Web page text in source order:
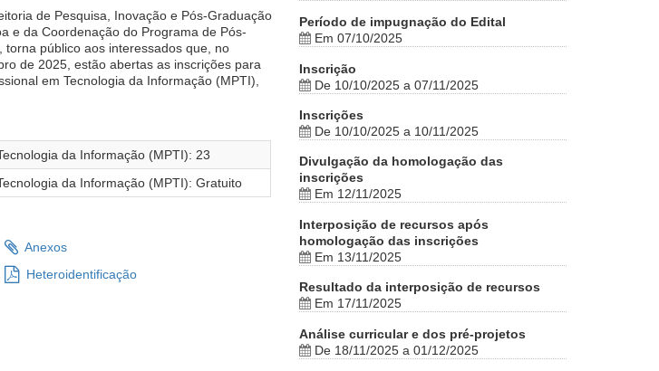
de Pesquisa, Inovação e Pós-Graduação
e da Coordenação do Programa de Pós-
público aos interessados que, no
de 2025, estão abertas as inscrições para
em Tecnologia da Informação (MPTI),
da Informação (MPTI): 23
da Informação (MPTI): Gratuito
Anexos
Heteroidentificação
Período de impugnação do Edital
Em 07/10/2025
Inscrição
De 10/10/2025 a 07/11/2025
Inscrições
De 10/10/2025 a 10/11/2025
Divulgação da homologação das
inscrições
Em 12/11/2025
Interposição de recursos após
homologação das inscrições
Em 13/11/2025
Resultado da interposição de recursos
Em 17/11/2025
Análise curricular e dos pré-projetos
De 18/11/2025 a 01/12/2025